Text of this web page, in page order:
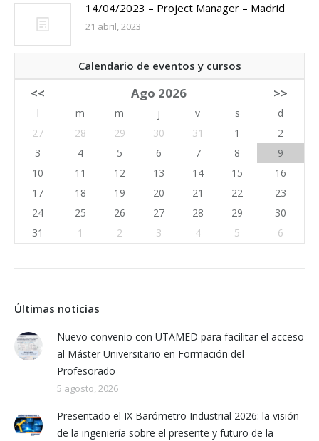
14/04/2023 – Project Manager – Madrid
21 abril, 2023
Calendario de eventos y cursos
<< Ago 2026 >>
l m m j v s
d
27
28 29 30 31 1
2
3
4 5 6 7 8
9
10
11 12 13 14 15
16
17
18 19 20 21 22
23
24
25 26 27 28 29
30
31
1 2 3 4 5 6
Últimas noticias
Nuevo convenio con UTAMED para facilitar el acceso
al Máster Universitario en Formación del
Profesorado
5 agosto, 2026
Presentado el IX Barómetro Industrial 2026: la visión
de la ingeniería sobre el presente y futuro de la